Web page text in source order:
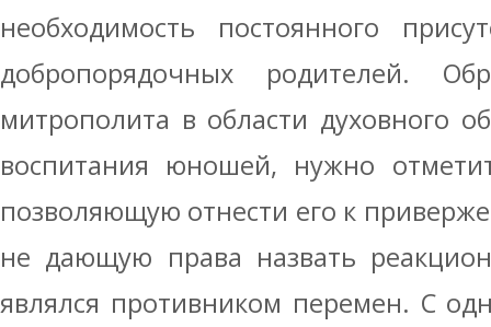
необходимость постоянного
добропорядочных родителей.
митрополита в области духовного
воспитания юношей, нужно
позволяющую отнести его к
не дающую права назвать
являлся противником перемен. С